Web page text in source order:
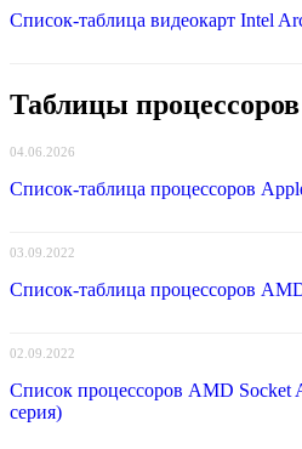
Список-таблица видеокарт Intel
Таблицы процессоров
04.06.2026
Список-таблица процессоров
03.09.2022
Список-таблица процессоров
02.09.2022
Список процессоров AMD Socket
серия)